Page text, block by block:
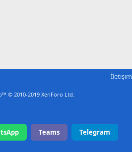
İletişim
© 2010-2019 XenForo Ltd.
Teams Telegram